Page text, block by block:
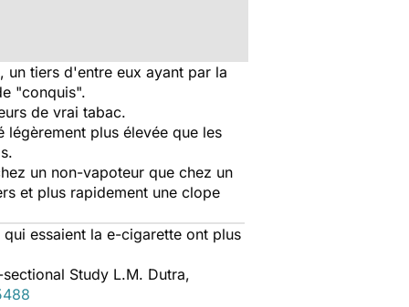
un tiers d'entre eux ayant par la
"conquis".
de vrai tabac.
plus élevée que les
un non-vapoteur que chez un
et plus rapidement une clope
essaient la e-cigarette ont plus
Study L.M. Dutra,